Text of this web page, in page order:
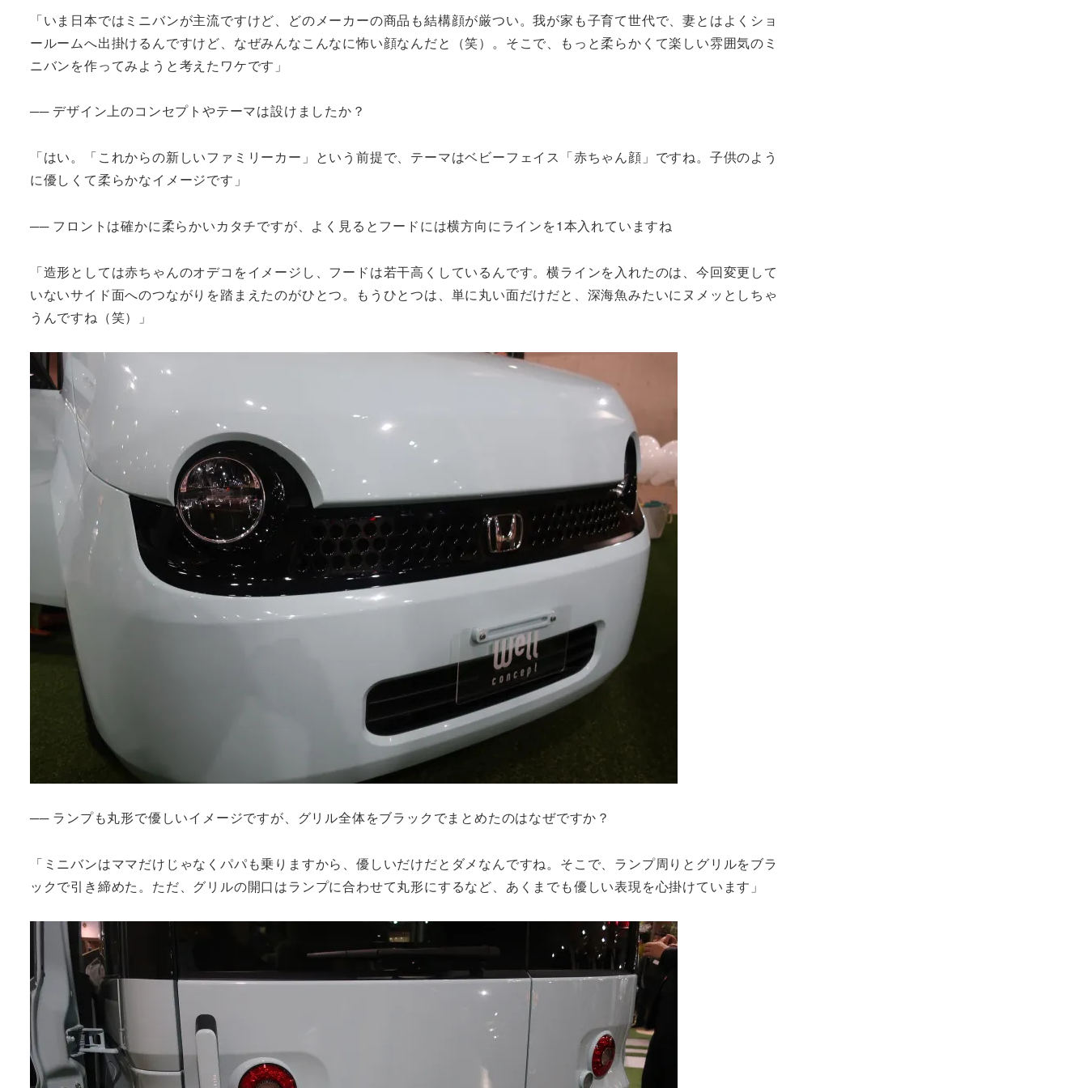
「いま日本ではミニバンが主流ですけど、どのメーカーの商品も結構顔が厳つい。我が家も子育て世代で、妻とはよくショ
ールームへ出掛けるんですけど、なぜみんなこんなに怖い顔なんだと（笑）。そこで、もっと柔らかくて楽しい雰囲気のミ
ニバンを作ってみようと考えたワケです」
── デザイン上のコンセプトやテーマは設けましたか？
「はい。「これからの新しいファミリーカー」という前提で、テーマはベビーフェイス「赤ちゃん顔」ですね。子供のよう
に優しくて柔らかなイメージです」
── フロントは確かに柔らかいカタチですが、よく見るとフードには横方向にラインを1本入れていますね
「造形としては赤ちゃんのオデコをイメージし、フードは若干高くしているんです。横ラインを入れたのは、今回変更して
いないサイド面へのつながりを踏まえたのがひとつ。もうひとつは、単に丸い面だけだと、深海魚みたいにヌメッとしちゃ
うんですね（笑）」
── ランプも丸形で優しいイメージですが、グリル全体をブラックでまとめたのはなぜですか？
「ミニバンはママだけじゃなくパパも乗りますから、優しいだけだとダメなんですね。そこで、ランプ周りとグリルをブラ
ックで引き締めた。ただ、グリルの開口はランプに合わせて丸形にするなど、あくまでも優しい表現を心掛けています」